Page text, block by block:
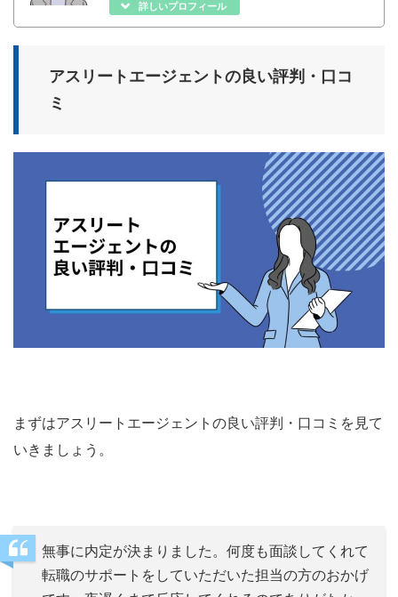
詳しいプロフィール
アスリートエージェントの良い評判・口コ
ミ
まずはアスリートエージェントの良い評判・口コミを見て
いきましょう。
無事に内定が決まりました。何度も面談してくれて
転職のサポートをしていただいた担当の方のおかげ